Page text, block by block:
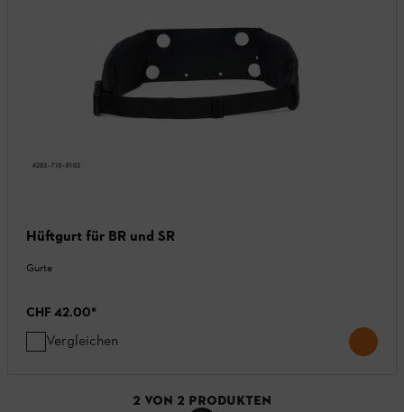
Hüftgurt für BR und SR
Gurte
CHF 42.00*
Vergleichen
2 VON 2 PRODUKTEN